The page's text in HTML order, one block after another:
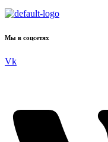
Мы в соцсетях
Vk